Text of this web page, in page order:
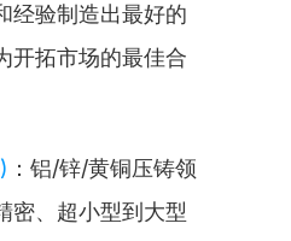
经验制造出最好的
开拓市场的最佳合
：铝/锌/黄铜压铸领
密、超小型到大型